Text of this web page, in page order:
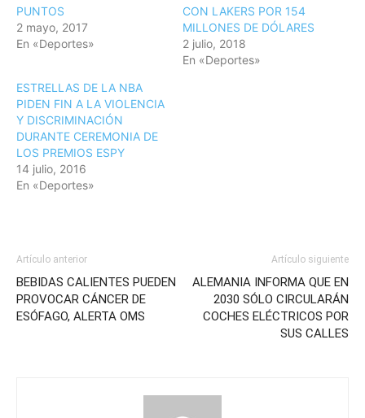
PUNTOS
2 mayo, 2017
En «Deportes»
CON LAKERS POR 154
MILLONES DE DÓLARES
2 julio, 2018
En «Deportes»
ESTRELLAS DE LA NBA
PIDEN FIN A LA VIOLENCIA
Y DISCRIMINACIÓN
DURANTE CEREMONIA DE
LOS PREMIOS ESPY
14 julio, 2016
En «Deportes»
Artículo anterior
BEBIDAS CALIENTES PUEDEN
PROVOCAR CÁNCER DE
ESÓFAGO, ALERTA OMS
Artículo siguiente
ALEMANIA INFORMA QUE EN
2030 SÓLO CIRCULARÁN
COCHES ELÉCTRICOS POR
SUS CALLES